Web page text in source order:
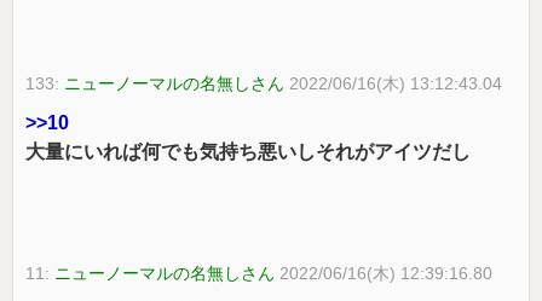
133: ニューノーマルの名無しさん 2022/06/16(木) 13:12:43.04
>>10
大量にいれば何でも気持ち悪いしそれがアイツだし
11: ニューノーマルの名無しさん 2022/06/16(木) 12:39:16.80